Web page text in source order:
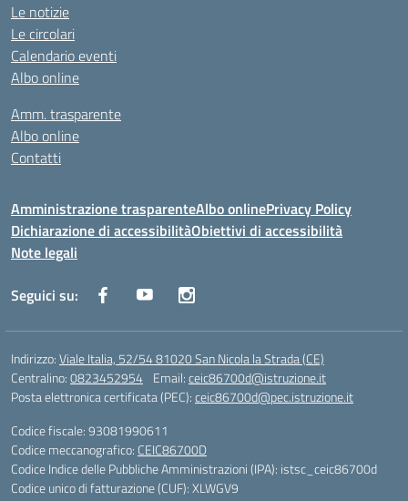
Le notizie
Le circolari
Calendario eventi
Albo online
Amm. trasparente
Albo online
Contatti
Amministrazione trasparenteAlbo onlinePrivacy Policy
Dichiarazione di accessibilitàObiettivi di accessibilità
Note legali
Seguici su:
Indirizzo:Viale Italia, 52/54 81020 San Nicola la Strada (CE)
Centralino:0823452954 Email:ceic86700d@istruzione.it
Posta elettronica certificata (PEC):ceic86700d@pec.istruzione.it
Codice fiscale: 93081990611
Codice meccanografico: CEIC86700D
Codice Indice delle Pubbliche Amministrazioni (IPA): istsc_ceic86700d
Codice unico di fatturazione (CUF): XLWGV9